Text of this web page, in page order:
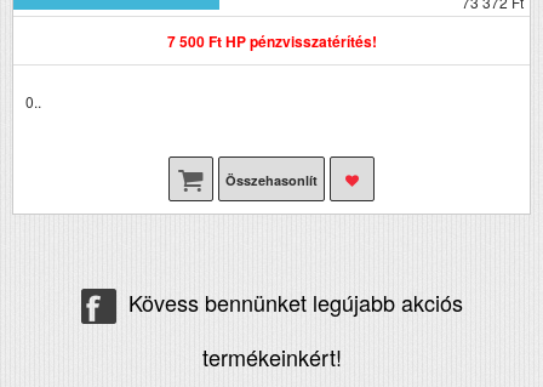
7 500 Ft HP pénzvisszatérítés!
0..
Összehasonlít
Kövess bennünket legújabb akciós
termékeinkért!